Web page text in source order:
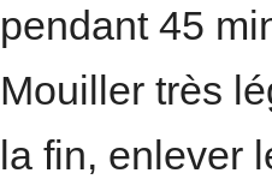
pendant 45
Mouiller très
la fin, enlever